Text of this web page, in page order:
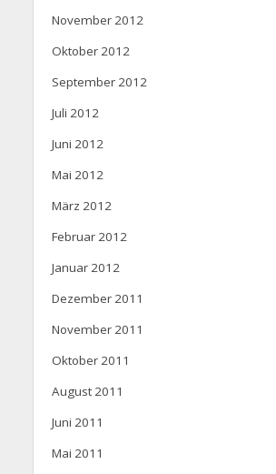
November 2012
Oktober 2012
September 2012
Juli 2012
Juni 2012
Mai 2012
März 2012
Februar 2012
Januar 2012
Dezember 2011
November 2011
Oktober 2011
August 2011
Juni 2011
Mai 2011